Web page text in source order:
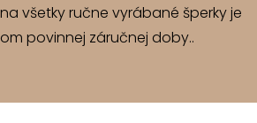
všetky ručne vyrábané šperky je
povinnej záručnej doby..